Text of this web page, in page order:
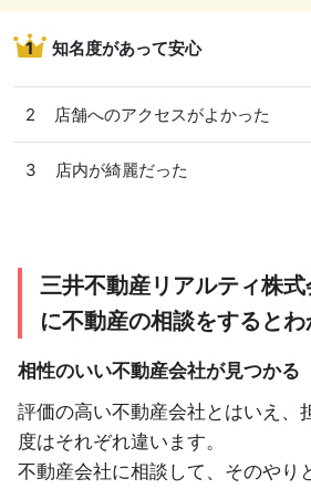
1 知名度があって安心
2 店舗へのアクセスがよかった
3 店内が綺麗だった
三井不動産リアルティ株
に不動産の相談をするとわ
相性のいい不動産会社が見つかる
評価の高い不動産会社とはいえ、
度はそれぞれ違います。
不動産会社に相談して、そのやり